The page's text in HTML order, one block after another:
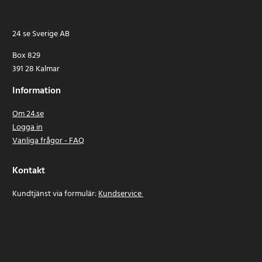
24 se Sverige AB
Box 829
391 28 Kalmar
Information
Om 24.se
Logga in
Vanliga frågor - FAQ
Kontakt
Kundtjänst via formulär:Kundservice